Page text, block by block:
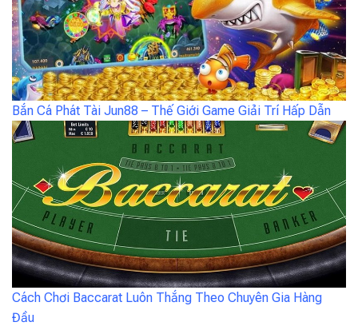
Bắn Cá Phát Tài Jun88 – Thế Giới Game Giải Trí Hấp Dẫn
Cách Chơi Baccarat Luôn Thắng Theo Chuyên Gia Hàng
Đầu